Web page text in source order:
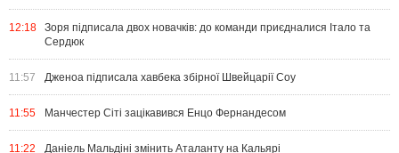
12:18
Зоря підписала двох новачків: до команди приєдналися Італо та
Сердюк
11:57 Дженоа підписала хавбека збірної Швейцарії Соу
11:55 Манчестер Сіті зацікавився Енцо Фернандесом
11:22 Даніель Мальдіні змінить Аталанту на Кальярі